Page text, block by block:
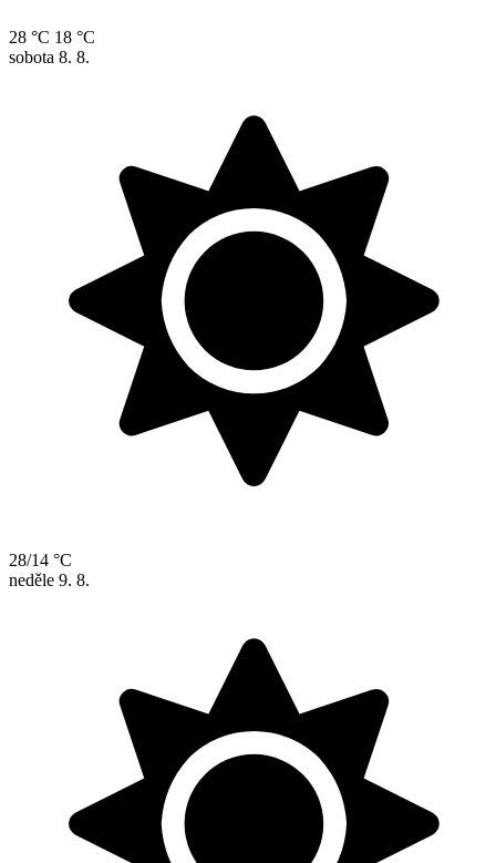
28 °C 18 °C
sobota 8. 8.
28/14 °C
neděle 9. 8.